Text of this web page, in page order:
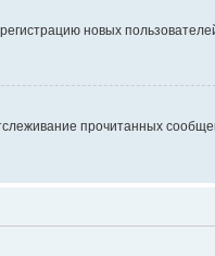
новых
прочитанных